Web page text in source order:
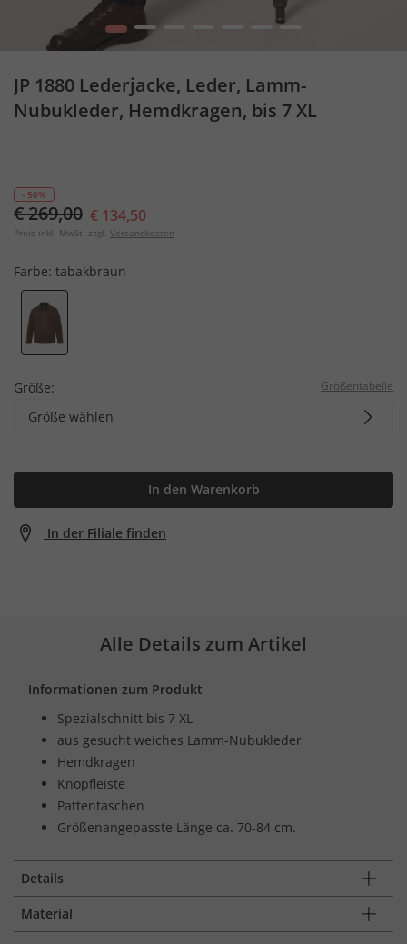
1 2
JP 1880 Lederjacke, Leder, Lamm-
Nubukleder, Hemdkragen, bis 7 XL
- 50%
€ 269,00 € 134,50
Preis inkl. MwSt. zzgl. Versandkosten
Farbe: tabakbraun
Größe: Größentabelle
Größe wählen
In den Warenkorb
In der Filiale finden
Alle Details zum Artikel
Informationen zum Produkt
Spezialschnitt bis 7 XL
aus gesucht weiches Lamm-Nubukleder
Hemdkragen
Knopfleiste
Pattentaschen
Größenangepasste Länge ca. 70-84 cm.
Details
Material